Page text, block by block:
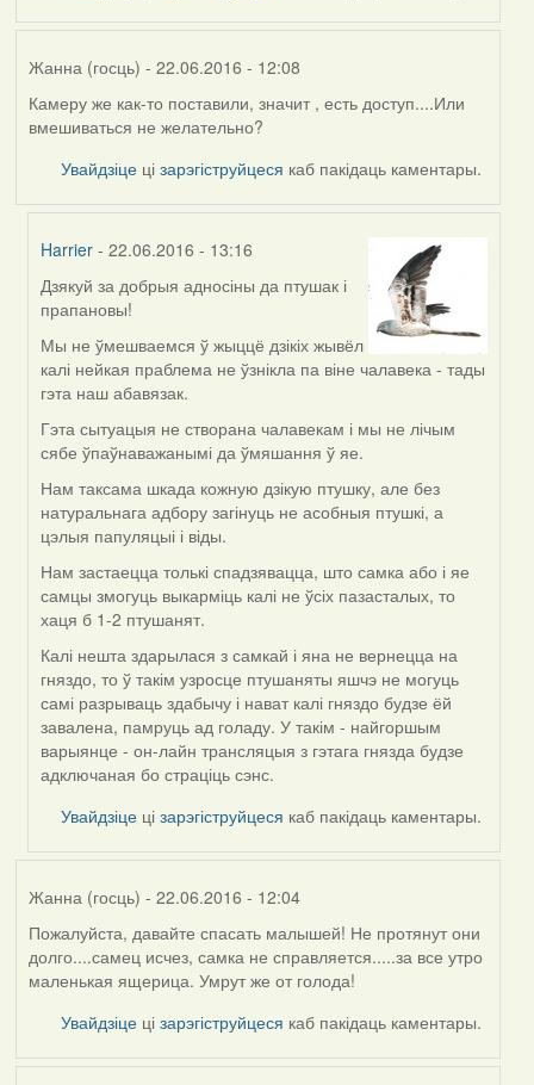
Жанна (госць) - 22.06.2016 - 12:08
Камеру же как-то поставили, значит , есть доступ....Или
вмешиваться не желательно?
Увайдзіце цізарэгіструйцеся каб пакідаць каментары.
Harrier - 22.06.2016 - 13:16
In
reply
to
by
Жанна
Дзякуй за добрыя адносіны да птушак і
прапановы!
Мы не ўмешваемся ў жыццё дзікіх жывёл
калі нейкая праблема не ўзнікла па віне чалавека - тады
гэта наш абавязак.
Гэта сытуацыя не створана чалавекам і мы не лічым
сябе ўпаўнаважанымі да ўмяшання ў яе.
Нам таксама шкада кожную дзікую птушку, але без
натуральнага адбору загінуць не асобныя птушкі, а
цэлыя папуляцыі і віды.
Нам застаецца толькі спадзявацца, што самка або і яе
самцы змогуць выкарміць калі не ўсіх пазасталых, то
хаця б 1-2 птушанят.
Калі нешта здарылася з самкай і яна не вернецца на
гняздо, то ў такім узросце птушаняты яшчэ не могуць
самі разрываць здабычу і нават калі гняздо будзе ёй
завалена, памруць ад голаду. У такім - найгоршым
варыянце - он-лайн трансляцыя з гэтага гнязда будзе
адключаная бо страціць сэнс.
Увайдзіце цізарэгіструйцеся каб пакідаць каментары.
Жанна (госць) - 22.06.2016 - 12:04
Пожалуйста, давайте спасать малышей! Не протянут они
долго....самец исчез, самка не справляется.....за все утро
маленькая ящерица. Умрут же от голода!
Увайдзіце цізарэгіструйцеся каб пакідаць каментары.